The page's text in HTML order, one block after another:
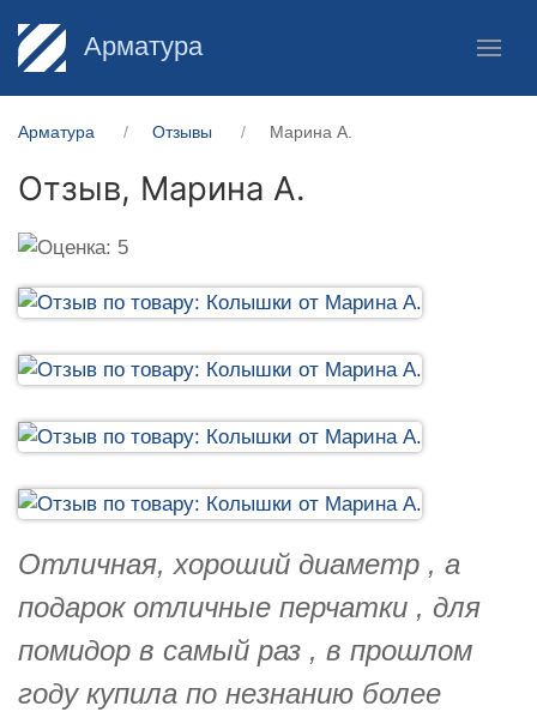
Арматура
Арматура Отзывы Марина А.
Отзыв, Марина А.
Отличная, хороший диаметр , а
подарок отличные перчатки , для
помидор в самый раз , в прошлом
году купила по незнанию более